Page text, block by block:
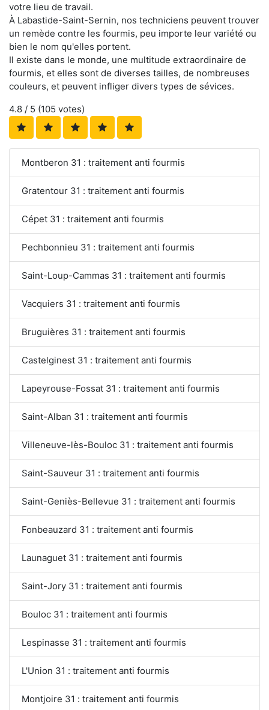
votre lieu de travail.
À Labastide-Saint-Sernin, nos techniciens peuvent trouver
un remède contre les fourmis, peu importe leur variété ou
bien le nom qu'elles portent.
Il existe dans le monde, une multitude extraordinaire de
fourmis, et elles sont de diverses tailles, de nombreuses
couleurs, et peuvent infliger divers types de sévices.
4.8 / 5 (105 votes)
Montberon 31 : traitement anti fourmis
Gratentour 31 : traitement anti fourmis
Cépet 31 : traitement anti fourmis
Pechbonnieu 31 : traitement anti fourmis
Saint-Loup-Cammas 31 : traitement anti fourmis
Vacquiers 31 : traitement anti fourmis
Bruguières 31 : traitement anti fourmis
Castelginest 31 : traitement anti fourmis
Lapeyrouse-Fossat 31 : traitement anti fourmis
Saint-Alban 31 : traitement anti fourmis
Villeneuve-lès-Bouloc 31 : traitement anti fourmis
Saint-Sauveur 31 : traitement anti fourmis
Saint-Geniès-Bellevue 31 : traitement anti fourmis
Fonbeauzard 31 : traitement anti fourmis
Launaguet 31 : traitement anti fourmis
Saint-Jory 31 : traitement anti fourmis
Bouloc 31 : traitement anti fourmis
Lespinasse 31 : traitement anti fourmis
L'Union 31 : traitement anti fourmis
Montjoire 31 : traitement anti fourmis